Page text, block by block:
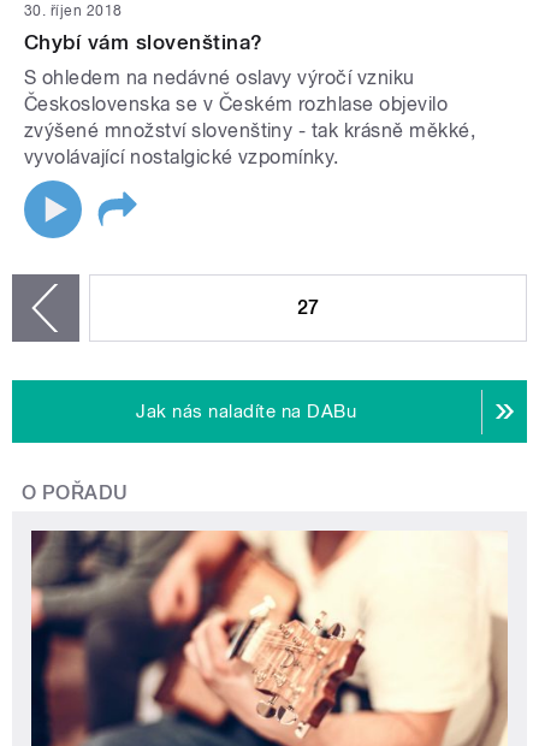
30. říjen 2018
Chybí vám slovenština?
S ohledem na nedávné oslavy výročí vzniku
Československa se v Českém rozhlase objevilo
zvýšené množství slovenštiny - tak krásně měkké,
vyvolávající nostalgické vzpomínky.
27
Jak nás naladíte na DABu
O POŘADU